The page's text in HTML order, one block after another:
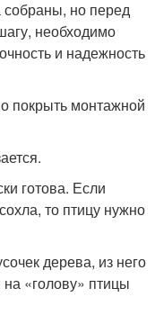
собраны, но перед
необходимо
и надежность
покрыть монтажной
готова. Если
то птицу нужно
дерева, из него
«голову» птицы